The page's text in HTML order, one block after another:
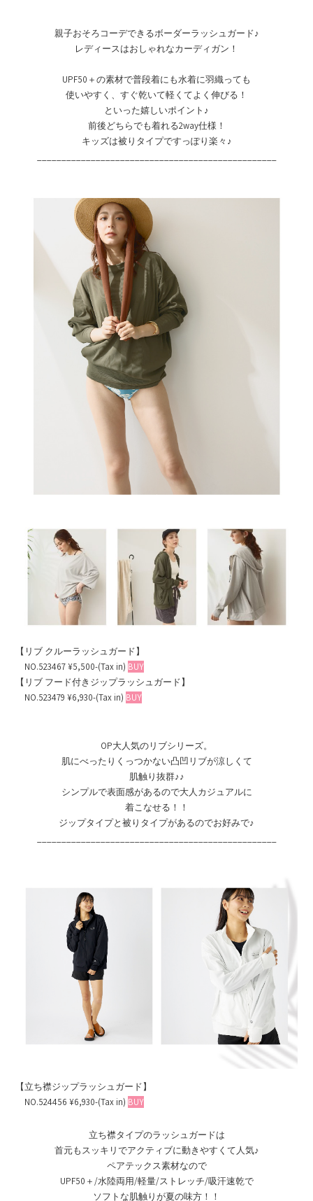
親子おそろコーデできるボーダーラッシュガード♪
レディースはおしゃれなカーディガン！
UPF50＋の素材で普段着にも水着に羽織っても
使いやすく、すぐ乾いて軽くてよく伸びる！
といった嬉しいポイント♪
前後どちらでも着れる2way仕様！
キッズは被りタイプですっぽり楽々♪
【リブ クルーラッシュガード】
NO.523467 ¥5,500-(Tax in) BUY
【リブ フード付きジップラッシュガード】
NO.523479 ¥6,930-(Tax in) BUY
OP大人気のリブシリーズ。
肌にべったりくっつかない凸凹リブが涼しくて
肌触り抜群♪♪
シンプルで表面感があるので大人カジュアルに
着こなせる！！
ジップタイプと被りタイプがあるのでお好みで♪
【立ち襟ジップラッシュガード】
NO.524456 ¥6,930-(Tax in) BUY
立ち襟タイプのラッシュガードは
首元もスッキリでアクティブに動きやすくて人気♪
ペアテックス素材なので
UPF50＋/水陸両用/軽量/ストレッチ/吸汗速乾で
ソフトな肌触りが夏の味方！！